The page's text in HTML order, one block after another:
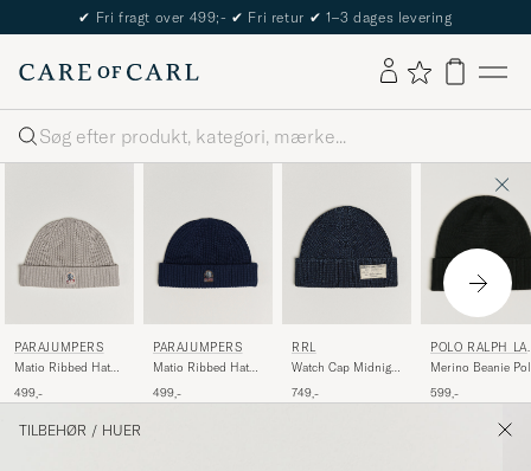
The Care of Carl Passport
Søg
PARAJUMPERS
Matio Ribbed Hat
499,-
PARAJUMPERS
Matio Ribbed Hat
499,-
RRL
Watch Cap Midnight
749,-
POLO RALPH
REN
Merino Beanie
599,-
TILBEHØR / HUER